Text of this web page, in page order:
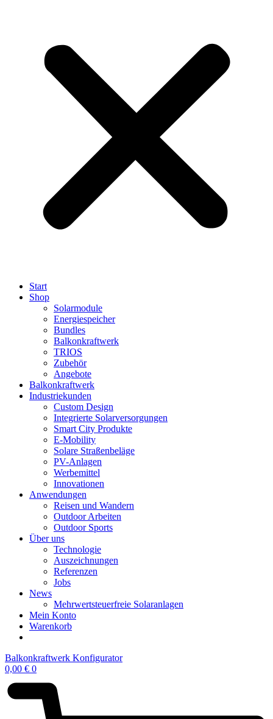
Start
Shop
Solarmodule
Energiespeicher
Bundles
Balkonkraftwerk
TRIOS
Zubehör
Angebote
Balkonkraftwerk
Industriekunden
Custom Design
Integrierte Solarversorgungen
Smart City Produkte
E-Mobility
Solare Straßenbeläge
PV-Anlagen
Werbemittel
Innovationen
Anwendungen
Reisen und Wandern
Outdoor Arbeiten
Outdoor Sports
Über uns
Technologie
Auszeichnungen
Referenzen
Jobs
News
Mehrwertsteuerfreie Solaranlagen
Mein Konto
Warenkorb
Balkonkraftwerk Konfigurator
0,00 € 0